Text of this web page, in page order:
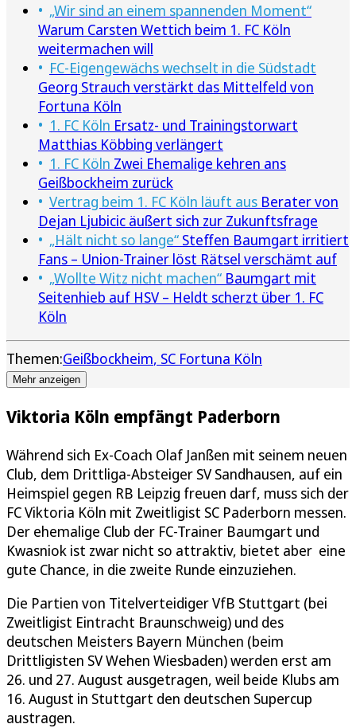
„Wir sind an einem spannenden Moment“
Warum Carsten Wettich beim 1. FC Köln
weitermachen will
FC-Eigengewächs wechselt in die Südstadt
Georg Strauch verstärkt das Mittelfeld von
Fortuna Köln
1. FC Köln Ersatz- und Trainingstorwart
Matthias Köbbing verlängert
1. FC Köln Zwei Ehemalige kehren ans
Geißbockheim zurück
Vertrag beim 1. FC Köln läuft aus Berater von
Dejan Ljubicic äußert sich zur Zukunftsfrage
„Hält nicht so lange“ Steffen Baumgart irritiert
Fans – Union-Trainer löst Rätsel verschämt auf
„Wollte Witz nicht machen“ Baumgart mit
Seitenhieb auf HSV – Heldt scherzt über 1. FC
Köln
Themen:Geißbockheim SC Fortuna Köln
Mehr anzeigen
Viktoria Köln empfängt Paderborn
Während sich Ex-Coach Olaf Janßen mit seinem neuen
Club, dem Drittliga-Absteiger SV Sandhausen, auf ein
Heimspiel gegen RB Leipzig freuen darf, muss sich der
FC Viktoria Köln mit Zweitligist SC Paderborn messen.
Der ehemalige Club der FC-Trainer Baumgart und
Kwasniok ist zwar nicht so attraktiv, bietet aber eine
gute Chance, in die zweite Runde einzuziehen.
Die Partien von Titelverteidiger VfB Stuttgart (bei
Zweitligist Eintracht Braunschweig) und des
deutschen Meisters Bayern München (beim
Drittligisten SV Wehen Wiesbaden) werden erst am
26. und 27. August ausgetragen, weil beide Klubs am
16. August in Stuttgart den deutschen Supercup
austragen.